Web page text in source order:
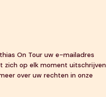
On Tour uw e-mailadres
zich op elk moment uitschrijven
over uw rechten in onze